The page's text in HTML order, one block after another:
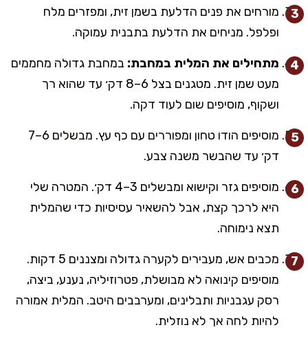
מורחים את פנים הדלעת בשמן זית, ומפזרים מלח
ופלפל. מניחים את הדלעת בתבנית עמוקה.
מתחילים את המלית במחבת: במחבת גדולה מחממים
מעט שמן זית. מטגנים בצל 6–8 דק׳ עד שהוא רך
ושקוף, מוסיפים שום לעוד דקה.
מוסיפים הודו טחון ומפוררים עם כף עץ. מבשלים 6–7
דק׳ עד שהבשר משנה צבע.
מוסיפים גזר וקישוא ומבשלים 3–4 דק׳. המטרה שלי
היא לרכך קצת, אבל להשאיר עסיסיות כדי שהמלית
תצא נימוחה.
מכבים אש, מעבירים לקערה גדולה ומצננים 5 דקות.
מוסיפים קינואה לא מבושלת, פטרוזיליה, נענע, ביצה,
רסק עגבניות ותבלינים, ומערבבים היטב. המלית אמורה
להיות לחה אך לא נוזלית.